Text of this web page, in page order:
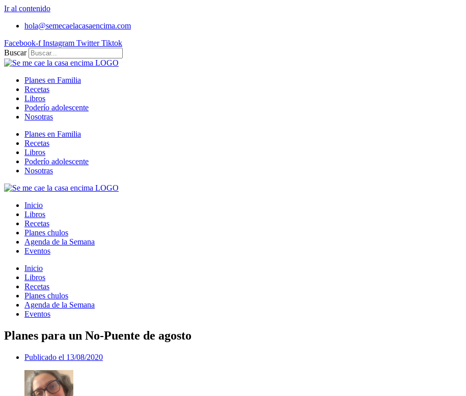
Ir al contenido
hola@semecaelacasaencima.com
Facebook-f Instagram Twitter Tiktok
Buscar
Planes en Familia
Recetas
Libros
Poderío adolescente
Nosotras
Planes en Familia
Recetas
Libros
Poderío adolescente
Nosotras
Inicio
Libros
Recetas
Planes chulos
Agenda de la Semana
Eventos
Inicio
Libros
Recetas
Planes chulos
Agenda de la Semana
Eventos
Planes para un No-Puente de agosto
Publicado el 13/08/2020